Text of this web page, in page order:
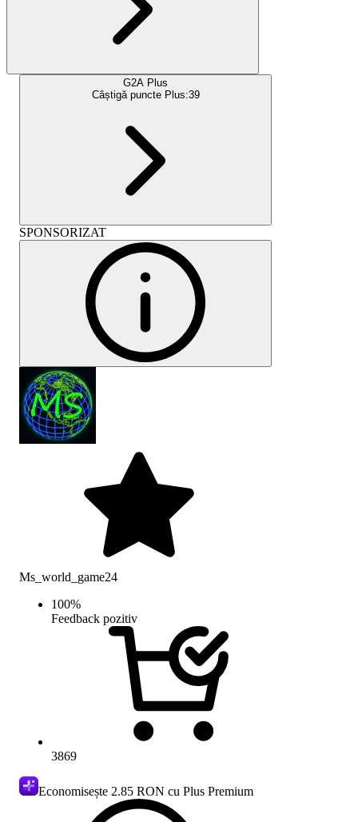
G2A Plus
Câștigă puncte Plus:39
SPONSORIZAT
Ms_world_game24
100%
Feedback pozitiv
3869
Economisește 2.85 RON cu Plus Premium